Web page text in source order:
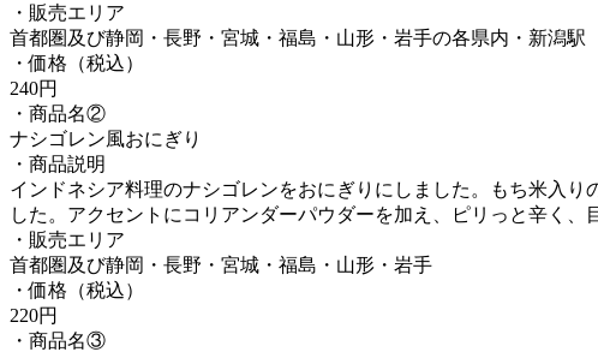
・販売エリア
首都圏及び静岡・長野・宮城・福島・山形・岩手の各県内・新潟駅
・価格（税込）
240円
・商品名②
ナシゴレン風おにぎり
・商品説明
インドネシア料理のナシゴレンをおにぎりにしました。もち米入
した。アクセントにコリアンダーパウダーを加え、ピリっと辛く、
・販売エリア
首都圏及び静岡・長野・宮城・福島・山形・岩手
・価格（税込）
220円
・商品名③